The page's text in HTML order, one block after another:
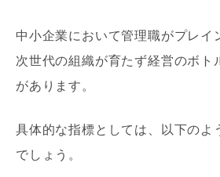
中小企業において管理職がプレイ
次世代の組織が育たず経営のボト
があります。
具体的な指標としては、以下のよ
でしょう。